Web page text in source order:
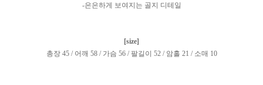
-은은하게 보여지는 골지 디테일
[size]
총장 45 / 어깨 58 / 가슴 56 / 팔길이 52 / 암홀 21 / 소매 10